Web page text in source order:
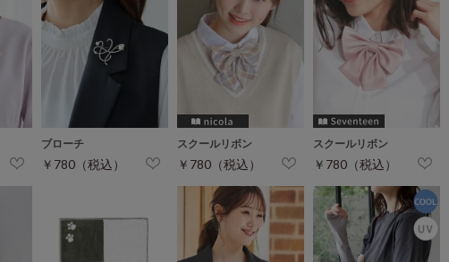
ブローチ
￥780（税込）
スクールリボン
￥780（税込）
スクールリボン
￥780（税込）